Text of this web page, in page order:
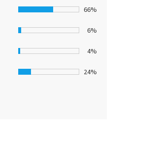
66%
6%
4%
24%